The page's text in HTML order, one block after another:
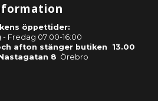
öppettider:
- Fredag 07:00-16:00
afton stänger butiken 13.00
8 Örebro